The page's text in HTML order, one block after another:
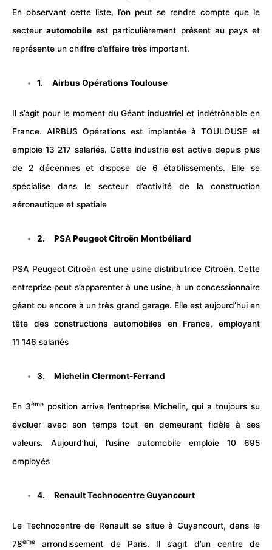
En observant cette liste, l’on peut se rendre compte que le
secteurautomobile est particulièrement présent au pays et
représente un chiffre d’affaire très important.
1. Airbus Opérations Toulouse
Il s’agit pour le moment du Géant industriel et indétrônable en
France.AIRBUS Opérations est implantée à TOULOUSE et
emploie 13 217 salariés. Cette industrie est active depuis plus
de 2 décennies et dispose de 6 établissements. Elle se
spécialise dans le secteur d’activité de la construction
aéronautique et spatiale
2. PSA Peugeot Citroën Montbéliard
PSA Peugeot Citroën est une usine distributrice Citroën. Cette
entreprise peut s’apparenter à une usine, à un concessionnaire
géant ou encore à un très grand garage. Elle est aujourd’hui en
tête des constructions automobiles en France, employant
11 146 salariés
3. Michelin Clermont-Ferrand
En 3ème position arrive l’entreprise Michelin, qui a toujours su
évoluer avec son temps tout en demeurant fidèle à ses
valeurs. Aujourd’hui, l’usine automobile emploie 10 695
employés
4. Renault Technocentre Guyancourt
Le Technocentre de Renault se situe à Guyancourt, dans le
78ème
arrondissement de Paris. Il s’agit d’un centre de